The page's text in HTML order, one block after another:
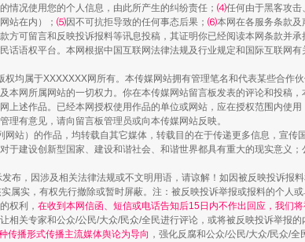
一纸欠条伤亲情 巡回调解促和解..
情况使用您的个人信息，由此所产生的纠纷责任； ⑷任何由于黑客攻击
站在内）； ⑸因不可抗拒导致的任何事态后果； ⑹本网在各服务条款及
方可留言和反映投诉报料等讯息投稿，其证明你已经阅读本网条款并
话语权平台。本网根据中国互联网法律法规及行业规定和国际互联网有
权均属于XXXXXXX网所有。本传媒网站拥有管理笔名和代表某些合作
本网所属网站的一切权力。你在本传媒网站留言板发表的评论和投稿
上述作品。已经本网授权使用作品的单位或网站，应在授权范围内使用
理有意见，请向留言板管理员或向本传媒网站反映。
网站）的作品，均转载自其它媒体，转载目的在于传递更多信息，宣
于建设创新型国家、建设和谐社会、和谐世界都具有重大的现实意义
布，因涉及相关法律法规或不文明用语，请谅解！如因被反映投诉报
属实，有权先行撤除或暂时屏蔽。注：被反映投诉举报或报料的个人
权利， 在收到本网信函、短信或电话告知后15日内不作出回应，我们
相关专家和公众/公民/大众/民众/全民进行评论，或将被反映投诉举报
传播形式传播主流媒体舆论为导向 ，强化反腐和公众/公民/大众/民众/